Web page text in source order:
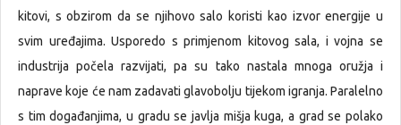
kitovi, s obzirom da se njihovo salo koristi kao izvor energije u
svim uređajima. Usporedo s primjenom kitovog sala, i vojna se
industrija počela razvijati, pa su tako nastala mnoga oružja i
naprave koje će nam zadavati glavobolju tijekom igranja. Paralelno
s tim događanjima, u gradu se javlja mišja kuga, a grad se polako